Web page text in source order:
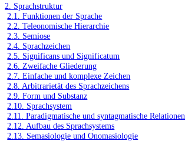
2. Sprachstruktur
2.1. Funktionen der Sprache
2.2. Teleonomische Hierarchie
2.3. Semiose
2.4. Sprachzeichen
2.5. Significans und Significatum
2.6. Zweifache Gliederung
2.7. Einfache und komplexe Zeichen
2.8. Arbitrarietät des Sprachzeichens
2.9. Form und Substanz
2.10. Sprachsystem
2.11. Paradigmatische und syntagmatische Relationen
2.12. Aufbau des Sprachsystems
2.13. Semasiologie und Onomasiologie